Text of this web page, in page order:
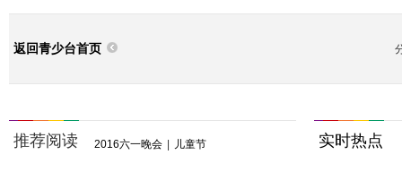
返回青少台首页
推荐阅读 2016六一晚会 | 儿童节 实时热点